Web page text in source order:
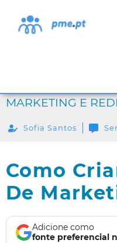
MARKETING E
Sofia Santos
Como
De
Adicione como
fonte preferencial